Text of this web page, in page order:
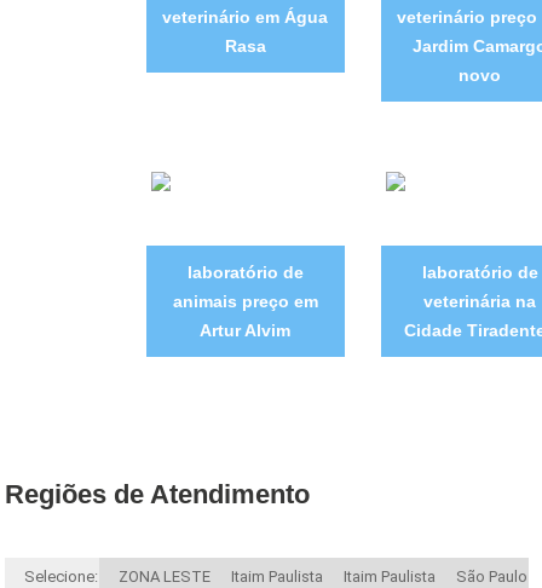
veterinário em Água
Rasa
veterinário preço
Jardim
novo
laboratório de
animais preço em
Artur Alvim
laboratório de
veterinária na
Cidade
Regiões de Atendimento
Selecione: ZONA LESTE Itaim Paulista Itaim Paulista São Paulo